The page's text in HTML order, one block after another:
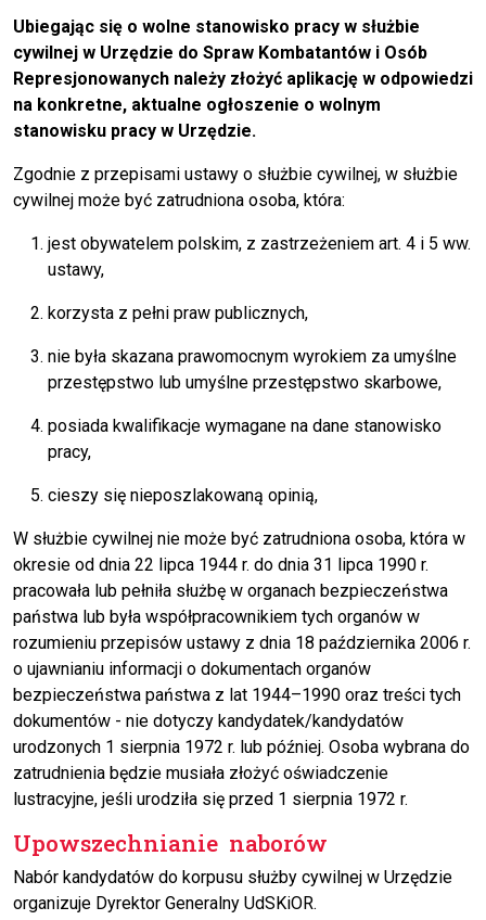
Ubiegając się o wolne stanowisko pracy w służbie
cywilnej w Urzędzie do Spraw Kombatantów i Osób
Represjonowanych należy złożyć aplikację w odpowiedzi
na konkretne, aktualne ogłoszenie o wolnym
stanowisku pracy w Urzędzie.
Zgodnie z przepisami ustawy o służbie cywilnej, w służbie
cywilnej może być zatrudniona osoba, która:
jest obywatelem polskim, z zastrzeżeniem art. 4 i 5 ww.
ustawy,
korzysta z pełni praw publicznych,
nie była skazana prawomocnym wyrokiem za umyślne
przestępstwo lub umyślne przestępstwo skarbowe,
posiada kwalifikacje wymagane na dane stanowisko
pracy,
cieszy się nieposzlakowaną opinią,
W służbie cywilnej nie może być zatrudniona osoba, która w
okresie od dnia 22 lipca 1944 r. do dnia 31 lipca 1990 r.
pracowała lub pełniła służbę w organach bezpieczeństwa
państwa lub była współpracownikiem tych organów w
rozumieniu przepisów ustawy z dnia 18 października 2006 r.
o ujawnianiu informacji o dokumentach organów
bezpieczeństwa państwa z lat 1944–1990 oraz treści tych
dokumentów - nie dotyczy kandydatek/kandydatów
urodzonych 1 sierpnia 1972 r. lub później. Osoba wybrana do
zatrudnienia będzie musiała złożyć oświadczenie
lustracyjne, jeśli urodziła się przed 1 sierpnia 1972 r.
Upowszechnianie naborów
Nabór kandydatów do korpusu służby cywilnej w Urzędzie
organizuje Dyrektor Generalny UdSKiOR.